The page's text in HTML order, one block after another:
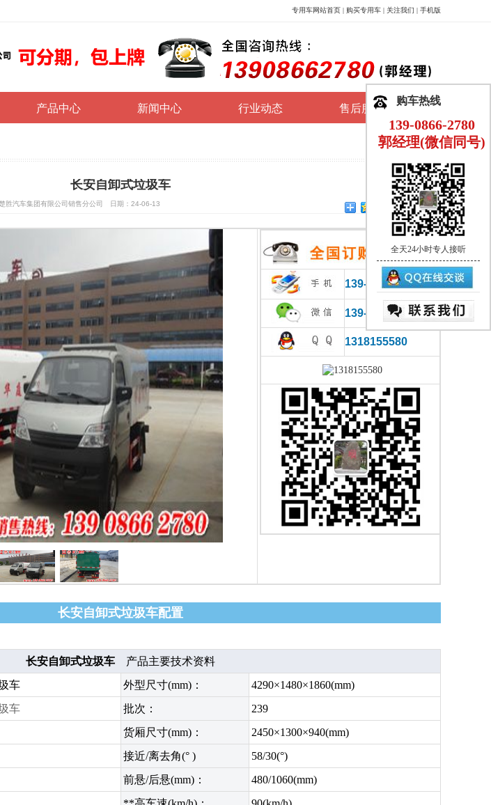
专用车网站首页 | 购买专用车 | 关注我们 | 手机版
产品中心 新闻中心 行业动态 售后服务
长安自卸式垃圾车
胜汽车集团有限公司销售分公司 日期：24-06-13
139-0866-2780
139-0866-2780
1318155580
长安自卸式垃圾车配置
长安自卸式垃圾车 产品主要技术资料
车 外型尺寸(mm)：
4290×1480×1860(mm)
车 批次：
239
货厢尺寸(mm)：
2450×1300×940(mm)
接近/离去角(° )
58/30(°)
前悬/后悬(mm)：
480/1060(mm)
购车热线
139-0866-2780
郭经理(微信同号)
全天24小时专人接听